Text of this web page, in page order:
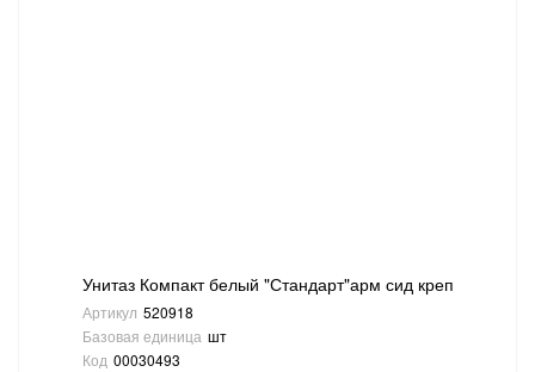
Унитаз Компакт белый "Стандарт"арм сид креп
Артикул 520918
Базовая единица шт
Код 00030493